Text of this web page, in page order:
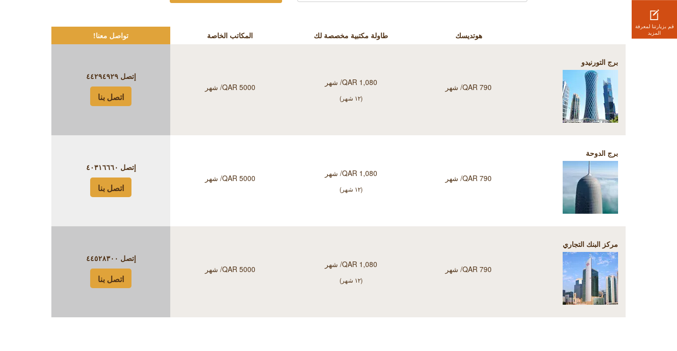
قم بزيارتنا لمعرفة
المزيد
هوتديسك طاولة مكتبية مخصصة لك المكاتب الخاصة تواصل معنا!
برج التورنيدو
QAR 790/ شهر QAR 1,080/ شهر
(۱۲ شهر)
QAR 5000/ شهر
إتصل٤٤٢٩٤٩٢٩
اتصل بنا
برج الدوحة
QAR 790/ شهر QAR 1,080/ شهر
(۱۲ شهر)
QAR 5000/ شهر
إتصل ٤٠٣١٦٦٦٠
اتصل بنا
مركز البنك التجاري
QAR 790/ شهر QAR 1,080/ شهر
(۱۲ شهر)
QAR 5000/ شهر
إتصل ٤٤٥٢٨٣٠٠
اتصل بنا